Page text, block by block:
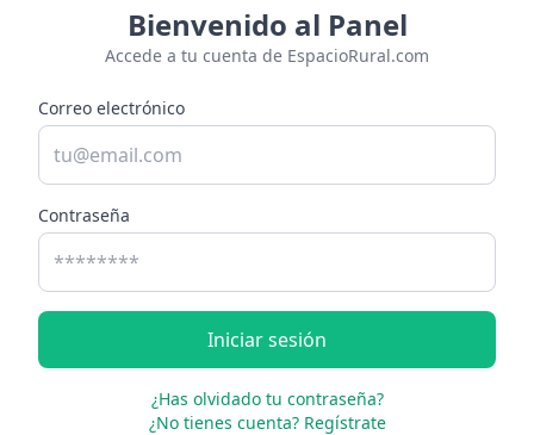
Bienvenido al Panel
Accede a tu cuenta de EspacioRural.com
Correo electrónico
Contraseña
Iniciar sesión
¿Has olvidado tu contraseña?
¿No tienes cuenta? Regístrate